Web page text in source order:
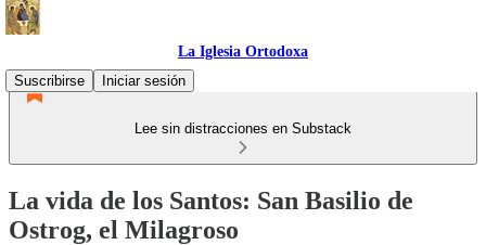
La Iglesia Ortodoxa
Suscribirse
Iniciar sesión
Lee sin distracciones en Substack
La vida de los Santos: San Basilio de
Ostrog, el Milagroso